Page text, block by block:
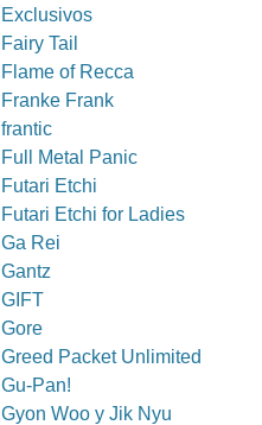
Exclusivos
Fairy Tail
Flame of Recca
Franke Frank
frantic
Full Metal Panic
Futari Etchi
Futari Etchi for Ladies
Ga Rei
Gantz
GIFT
Gore
Greed Packet Unlimited
Gu-Pan!
Gyon Woo y Jik Nyu